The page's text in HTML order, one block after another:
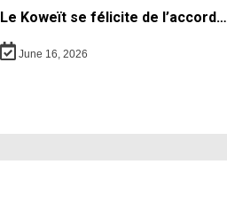
Le Koweït se félicite de l’accord…
June 16, 2026